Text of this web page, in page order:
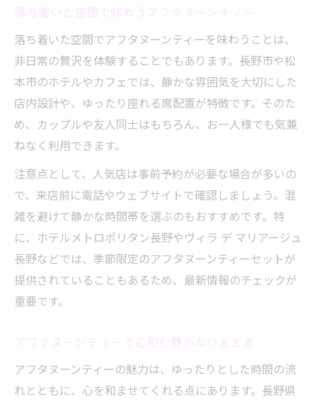
落ち着いた空間でアフタヌーンティーを味わうことは、
非日常の贅沢を体験することでもあります。長野市や松
本市のホテルやカフェでは、静かな雰囲気を大切にした
店内設計や、ゆったり座れる席配置が特徴です。そのた
め、カップルや友人同士はもちろん、お一人様でも気兼
ねなく利用できます。
注意点として、人気店は事前予約が必要な場合が多いの
で、来店前に電話やウェブサイトで確認しましょう。混
雑を避けて静かな時間帯を選ぶのもおすすめです。特
に、ホテルメトロポリタン長野やヴィラ デ マリアージュ
長野などでは、季節限定のアフタヌーンティーセットが
提供されていることもあるため、最新情報のチェックが
重要です。
アフタヌーンティーの魅力は、ゆったりとした時間の流
れとともに、心を和ませてくれる点にあります。長野県